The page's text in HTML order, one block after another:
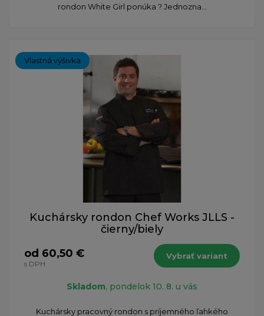
rondon White Girl ponúka ? Jednozna...
Vlastná výšivka
Kuchársky rondon Chef Works JLLS -
čierny/biely
od 60,50 €
s DPH
Vybrať variant
Skladom, pondelok 10. 8. u vás
Kuchársky pracovný rondon s príjemného ľahkého